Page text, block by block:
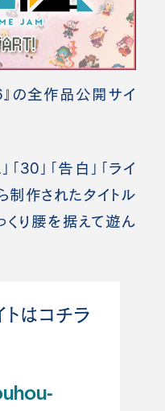
の全作品公開サイ
30」「告白」「ライ
制作されたタイトル
り腰を据えて遊ん
はコチラ